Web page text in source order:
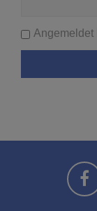
Angemeldet